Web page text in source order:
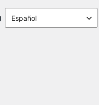
Idioma